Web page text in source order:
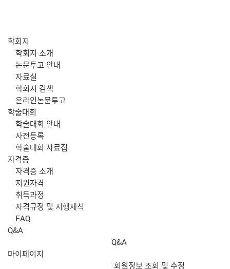
학회지
학회지 소개
논문투고 안내
자료실
학회지 검색
온라인논문투고
학술대회
학술대회 안내
사전등록
학술대회 자료집
자격증
자격증 소개
지원자격
취득과정
자격규정 및 시행세칙
FAQ
Q&A
Q&A
마이페이지
회원정보 조회 및 수정